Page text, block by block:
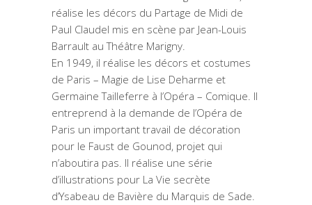
réalise les décors du Partage de Midi de
Paul Claudel mis en scène par Jean-Louis
Barrault au Théâtre Marigny.
En 1949, il réalise les décors et costumes
de Paris – Magie de Lise Deharme et
Germaine Tailleferre à l’Opéra – Comique. Il
entreprend à la demande de l’Opéra de
Paris un important travail de décoration
pour le Faust de Gounod, projet qui
n’aboutira pas. Il réalise une série
d’illustrations pour La Vie secrète
d’Ysabeau de Bavière du Marquis de Sade.